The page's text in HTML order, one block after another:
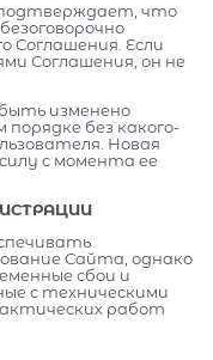
подтверждает, что
Соглашения. Если
Соглашения, он не
изменено
без какого-
Новая
с момента ее
Сайта, однако
сбои и
с техническими
работ